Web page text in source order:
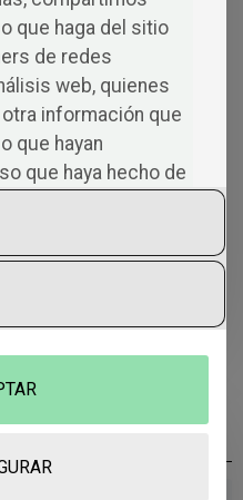
Laura Mindán Sanz –Antonio
Jiménez–Coro Menéndez
Cruz–Mónica Rivera Tarjuelo
–Iris Rodríguez Díaz–
Oblitas–Isidora Luna
Finamore
los ganadores, tan solo
enhorabuena, te lo mereces.
¡no te preocupes! Este reto
muchas ganas de conocer
que haga del sitio
de redes
web, quienes
información que
que hayan
que haya hecho de